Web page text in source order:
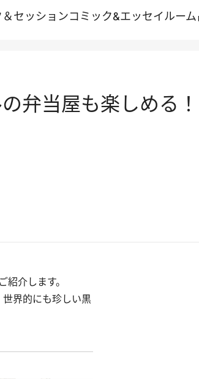
＆セッションコミック&エッセイルーム
弁当屋も楽しめる
介します。
界的にも珍しい黒